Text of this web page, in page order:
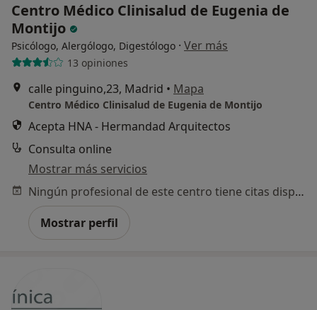
Centro Médico Clinisalud de Eugenia de
Montijo
Psicólogo, Alergólogo, Digestólogo · Ver más
13 opiniones
calle pinguino,23, Madrid • Mapa
Centro Médico Clinisalud de Eugenia de Montijo
Acepta HNA - Hermandad Arquitectos
Consulta online
Mostrar más servicios
Ningún profesional de este centro tiene citas disponibles
Mostrar perfil